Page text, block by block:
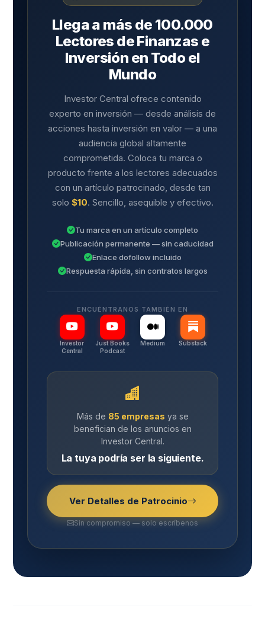
Llega a más de 100.000
Lectores de Finanzas e
Inversión en Todo el
Mundo
Investor Central ofrece contenido
experto en inversión — desde análisis de
acciones hasta inversión en valor — a una
audiencia global altamente
comprometida. Coloca tu marca o
producto frente a los lectores adecuados
con un artículo patrocinado, desde tan
solo $10. Sencillo, asequible y efectivo.
Tu marca en un artículo completo
Publicación permanente — sin caducidad
Enlace dofollow incluido
Respuesta rápida, sin contratos largos
ENCUÉNTRANOS TAMBIÉN EN
Investor
Central
Just Books
Podcast
Medium Substack
Más de 85 empresas ya se
benefician de los anuncios en
Investor Central.
La tuya podría ser la siguiente.
Ver Detalles de Patrocinio
Sin compromiso — solo escríbenos